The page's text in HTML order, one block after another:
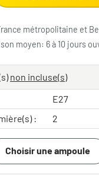
métropolitaine et
moyen: 6 à 10 jours
non incluse(s)
E27
:
2
Choisir une ampoule